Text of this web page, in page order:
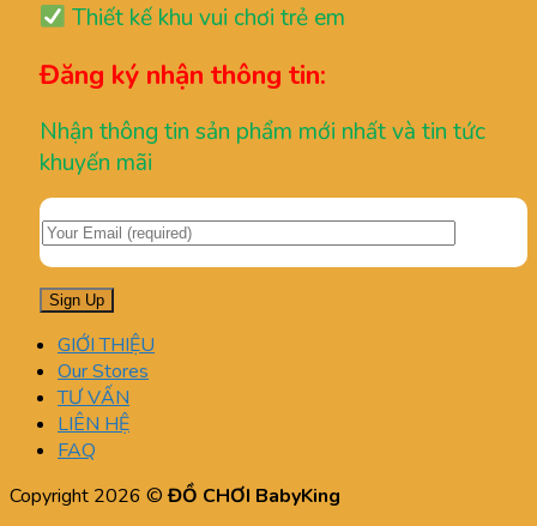
Thiết kế khu vui chơi trẻ em
Đăng ký nhận thông tin:
Nhận thông tin sản phẩm mới nhất và tin tức
khuyến mãi
GIỚI THIỆU
Our Stores
TƯ VẤN
LIÊN HỆ
FAQ
Copyright 2026 ©ĐỒ CHƠI BabyKing